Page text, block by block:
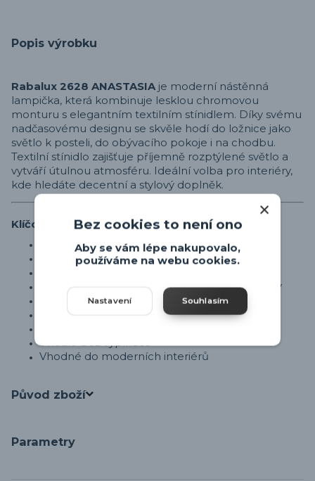
Popis výrobku
Rabalux 2628 ANASTASIAje moderní nástěnná
lampička, která kombinuje lesklou chromovou
monturu s elegantním textilním stínidlem. Díky svému
nadčasovému designu se skvěle hodí do ložnice jako
světlo k posteli, do obývacího pokoje i na chodbu.
Textilní stínidlo zajišťuje příjemně rozptýlené světlo a
vytváří útulnou atmosféru. Ideální volba pro interiéry,
kde hledáte decentní a stylový doplněk.
Klíčové vlastnosti
Nástěnná lampička
Patice: 1× E27
Doporučené žárovky – viz připojené produkty
Materiál montury: kov
Barva montury: chrom
Svítidlo bez vypínače
Vhodné do moderních interiérů
Původ zboží
Parametry
Bez cookies to není ono
Aby se vám lépe nakupovalo,
používáme na webu cookies.
Nastavení Souhlasím